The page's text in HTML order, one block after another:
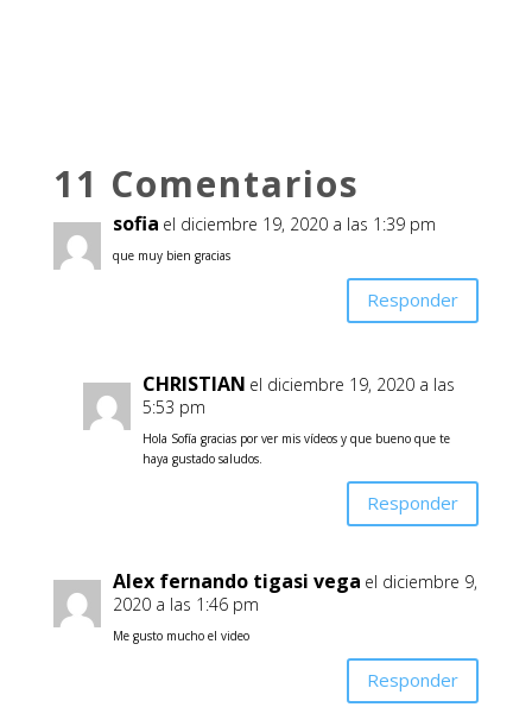
11 Comentarios
sofia el diciembre 19, 2020 a las 1:39 pm
que muy bien gracias
Responder
CHRISTIAN el diciembre 19, 2020 a las
5:53 pm
Hola Sofía gracias por ver mis vídeos y que bueno que te
haya gustado saludos.
Responder
Alex fernando tigasi vega el diciembre 9,
2020 a las 1:46 pm
Me gusto mucho el video
Responder